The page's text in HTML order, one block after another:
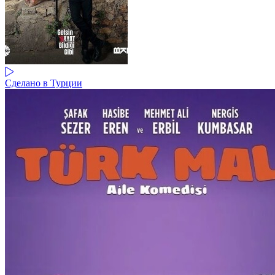
Сделано в Турции